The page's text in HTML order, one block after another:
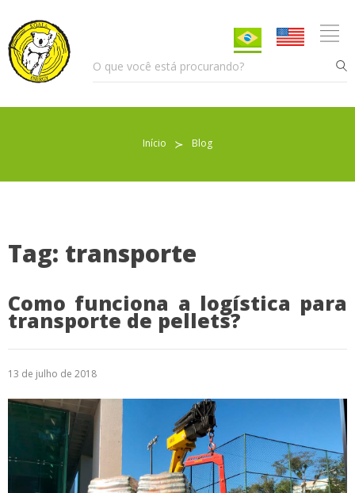
Início ≻ Blog
Tag: transporte
Como funciona a logística para
transporte de pellets?
13 de julho de 2018
Sobre nós
Atendimento
Blog
Denúncias